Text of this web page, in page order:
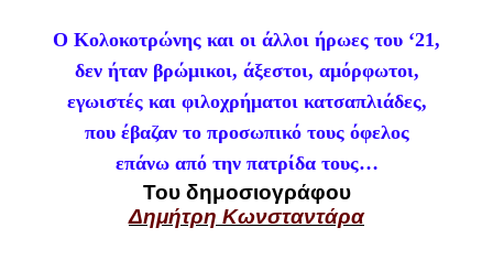
Ο Κολοκοτρώνης και οι άλλοι ήρωες του ‘21,
δεν ήταν βρώμικοι, άξεστοι, αμόρφωτοι,
εγωιστές και φιλοχρήματοι κατσαπλιάδες,
που έβαζαν το προσωπικό τους όφελος
επάνω από την πατρίδα τους…
Του δημοσιογράφου
Δημήτρη Κωνσταντάρα